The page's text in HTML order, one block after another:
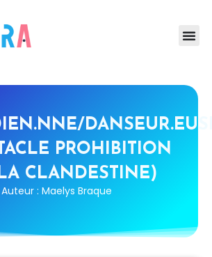
PROHIBITION
CLANDESTINE)
Auteur : Maelys Braque